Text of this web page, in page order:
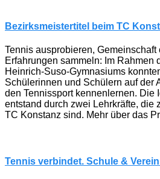
Bezirksmeistertitel beim TC
Tennis ausprobieren,
Erfahrungen sammeln: Im Rahmen
Heinrich-Suso-Gymnasiums
Schülerinnen und Schülern auf der
den Tennissport kennenlernen. Die
entstand durch zwei Lehrkräfte, die
TC Konstanz sind. Mehr über das
Tennis verbindet. Schule &